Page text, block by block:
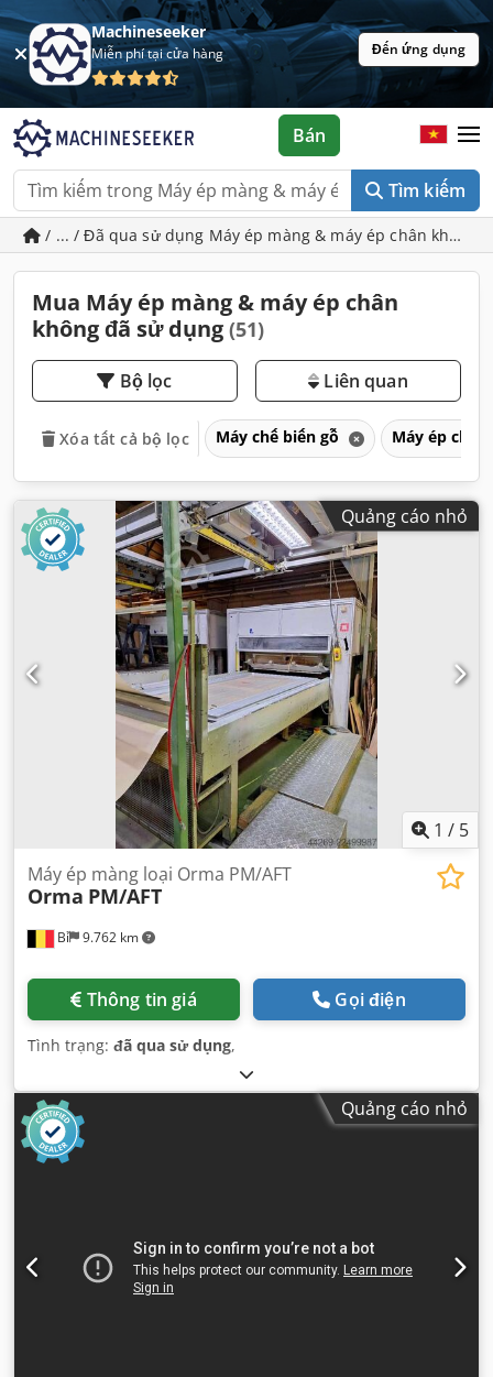
Machineseeker
Miễn phí tại cửa hàng Đến ứng dụng
Tìm kiếm
Bán
/ ... / Đã qua sử dụng Máy ép màng & máy ép chân không
Mua Máy ép màng & máy ép chân
không đã sử dụng (51)
Bộ lọc Liên quan
Xóa tất cả bộ lọc Máy chế biến gỗ Máy ép cho
Quảng cáo nhỏ
1 / 5
Bỉ 9.762 km
Máy ép màng loại Orma PM/AFT
Orma PM/AFT
Thông tin giá Gọi điện
Tình trạng: đã qua sử dụng,
Quảng cáo nhỏ